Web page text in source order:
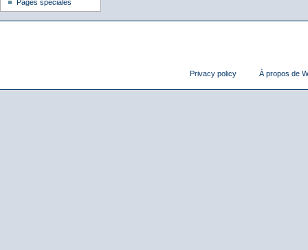
Pages spéciales
Privacy policy À propos de